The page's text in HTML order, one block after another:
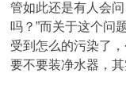
管如此还是有人会问
吗？”而关于这个问
受到怎么的污染了
要不要装净水器，